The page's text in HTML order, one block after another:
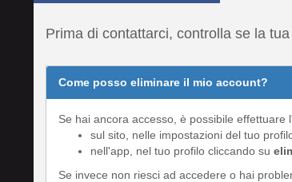
Prima di contattarci, controlla se la
Come posso eliminare il mio account?
Se hai ancora accesso, è possibile effettuare
sul sito, nelle impostazioni del tuo
nell'app, nel tuo profilo cliccando su
Se invece non riesci ad accedere o hai